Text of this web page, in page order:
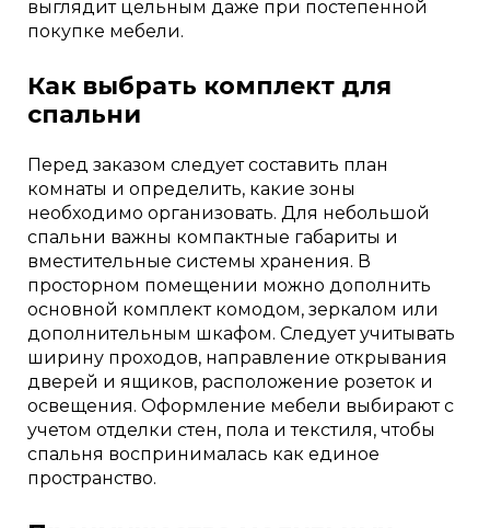
выглядит цельным даже при постепенной
покупке мебели.
Как выбрать комплект для
спальни
Перед заказом следует составить план
комнаты и определить, какие зоны
необходимо организовать. Для небольшой
спальни важны компактные габариты и
вместительные системы хранения. В
просторном помещении можно дополнить
основной комплект комодом, зеркалом или
дополнительным шкафом. Следует учитывать
ширину проходов, направление открывания
дверей и ящиков, расположение розеток и
освещения. Оформление мебели выбирают с
учетом отделки стен, пола и текстиля, чтобы
спальня воспринималась как единое
пространство.